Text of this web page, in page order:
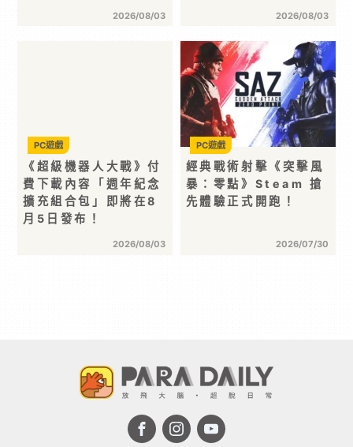
2026/08/03 2026/08/03
《超級機器人大戰》付
費下載內容「週年紀念
擴充組合包」即將在8
月5日發布！
2026/08/03
PC遊戲
經典戰術射擊《突擊風
暴：零點》Steam 搶
先體驗正式開跑！
2026/07/30
PC遊戲